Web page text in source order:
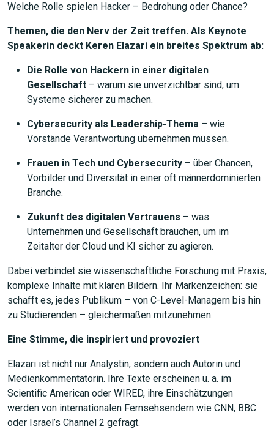
Welche Rolle spielen Hacker – Bedrohung oder Chance?
Themen, die den Nerv der Zeit treffen. Als Keynote
Speakerin deckt Keren Elazari ein breites Spektrum ab:
Die Rolle von Hackern in einer digitalen
Gesellschaft – warum sie unverzichtbar sind, um
Systeme sicherer zu machen.
Cybersecurity als Leadership-Thema – wie
Vorstände Verantwortung übernehmen müssen.
Frauen in Tech und Cybersecurity – über Chancen,
Vorbilder und Diversität in einer oft männerdominierten
Branche.
Zukunft des digitalen Vertrauens – was
Unternehmen und Gesellschaft brauchen, um im
Zeitalter der Cloud und KI sicher zu agieren.
Dabei verbindet sie wissenschaftliche Forschung mit Praxis,
komplexe Inhalte mit klaren Bildern. Ihr Markenzeichen: sie
schafft es, jedes Publikum – von C-Level-Managern bis hin
zu Studierenden – gleichermaßen mitzunehmen.
Eine Stimme, die inspiriert und provoziert
Elazari ist nicht nur Analystin, sondern auch Autorin und
Medienkommentatorin. Ihre Texte erscheinen u. a. im
Scientific American oder WIRED, ihre Einschätzungen
werden von internationalen Fernsehsendern wie CNN, BBC
oder Israel’s Channel 2 gefragt.
JETZT SUCHEN